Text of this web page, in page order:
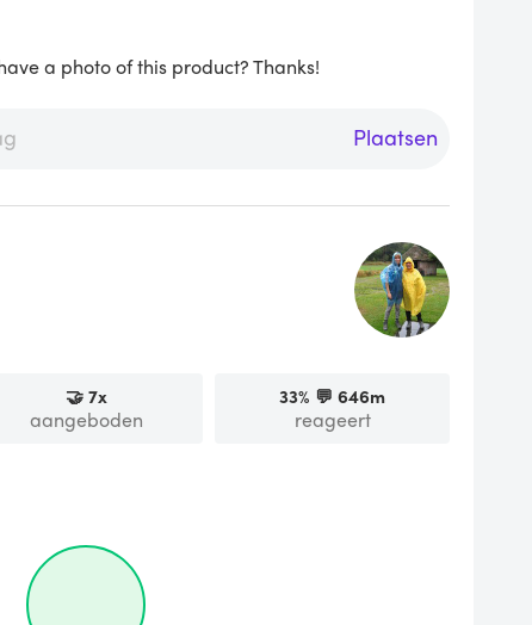
a photo of this product? Thanks!
Plaatsen
🤝7x
aangeboden
33% 💬646m
reageert